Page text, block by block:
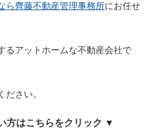
ら齊藤不動産管理事務所にお任せ
るアットホームな不動産会社で
ださい。
方はこちらをクリック ▼